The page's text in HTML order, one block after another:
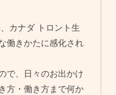
カナダ トロント生
働きかたに感化され
で、日々のお出かけ
方・働き方まで何か